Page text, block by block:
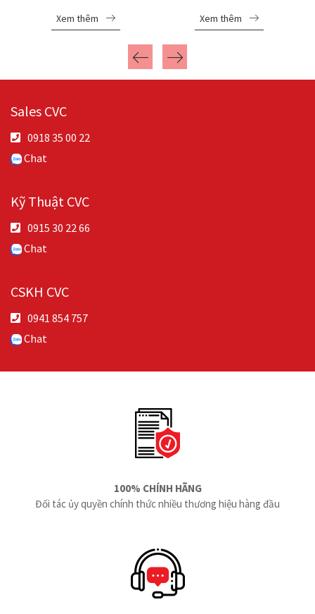
Xem thêm Xem thêm
Sales CVC
0918 35 00 22
Chat
Kỹ Thuật CVC
0915 30 22 66
Chat
CSKH CVC
0941 854 757
Chat
100% CHÍNH HÃNG
Đối tác ủy quyền chính thức nhiều thương hiệu hàng đầu